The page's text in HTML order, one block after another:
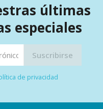
últimas
especiales
de privacidad